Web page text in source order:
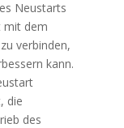
Neustarts
mit dem
verbinden,
kann.
die
des